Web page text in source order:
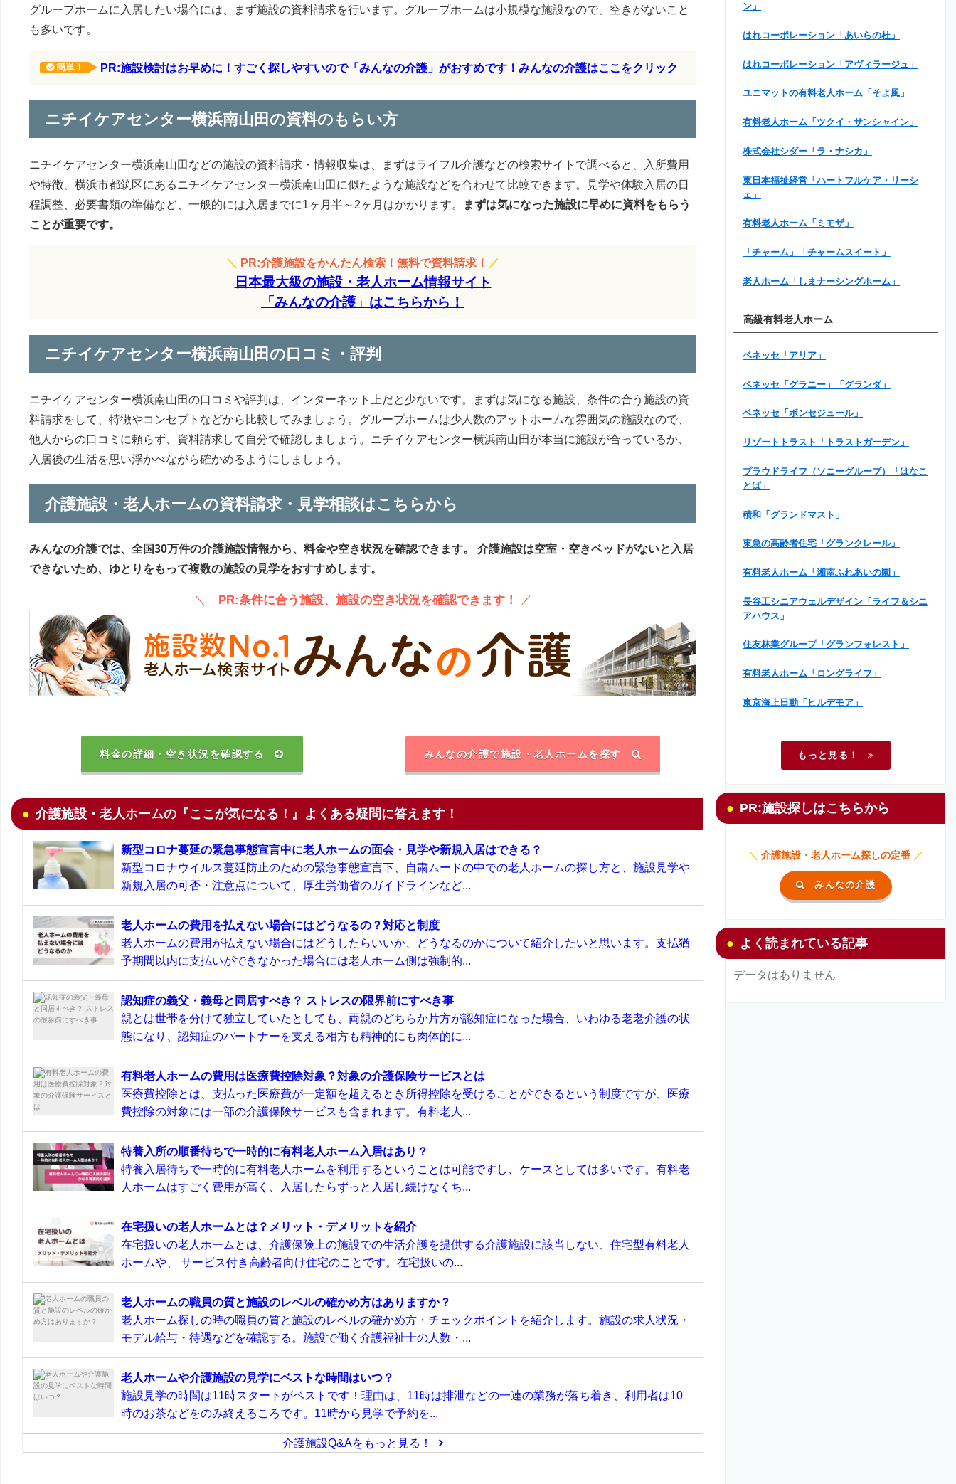
グループホームに入居したい場合には、まず施設の資料請求を行います。グループホームは小規模な施設なので、空きがないこと
も多いです。
簡単！ PR:施設検討はお早めに！すごく探しやすいので「みんなの介護」がおすめです！みんなの介護はここをクリック
ニチイケアセンター横浜南山田の資料のもらい方
ニチイケアセンター横浜南山田などの施設の資料請求・情報収集は、まずはライフル介護などの検索サイトで調べると、入所費用
や特徴、横浜市都筑区にあるニチイケアセンター横浜南山田に似たような施設などを合わせて比較できます。見学や体験入居の日
程調整、必要書類の準備など、一般的には入居までに1ヶ月半～2ヶ月はかかります。
まずは気になった施設に早めに資料をもらう
ことが重要です。
＼ PR:介護施設をかんたん検索！無料で資料請求！ ／
日本最大級の施設・老人ホーム情報サイト
「みんなの介護」はこちらから！
ニチイケアセンター横浜南山田の口コミ・評判
ニチイケアセンター横浜南山田の口コミや評判は、インターネット上だと少ないです。まずは気になる施設、条件の合う施設の資
料請求をして、特徴やコンセプトなどから比較してみましょう。グループホームは少人数のアットホームな雰囲気の施設なので、
他人からの口コミに頼らず、資料請求して自分で確認しましょう。ニチイケアセンター横浜南山田が本当に施設が合っているか、
入居後の生活を思い浮かべながら確かめるようにしましょう。
介護施設・老人ホームの資料請求・見学相談はこちらから
みんなの介護では、全国30万件の介護施設情報から、料金や空き状況を確認できます。
介護施設は空室・空きベッドがないと入居
できないため、ゆとりをもって複数の施設の見学をおすすめします。
＼ PR:条件に合う施設、施設の空き状況を確認できます！ ／
料金の詳細・空き状況を確認する みんなの介護で施設・老人ホームを探す
介護施設・老人ホームの『ここが気になる！』よくある疑問に答えます！
新型コロナ蔓延の緊急事態宣言中に老人ホームの面会・見学や新規入居はできる？
新型コロナウイルス蔓延防止のための緊急事態宣言下、自粛ムードの中での老人ホームの探し方と、施設見学や
新規入居の可否・注意点について、厚生労働省のガイドラインなど...
老人ホームの費用を払えない場合にはどうなるの？対応と制度
老人ホームの費用が払えない場合にはどうしたらいいか、どうなるのかについて紹介したいと思います。支払猶
予期間以内に支払いができなかった場合には老人ホーム側は強制的...
認知症の義父・義母と同居すべき？ ストレスの限界前にすべき事
親とは世帯を分けて独立していたとしても、両親のどちらか片方が認知症になった場合、いわゆる老老介護の状
態になり、認知症のパートナーを支える相方も精神的にも肉体的に...
有料老人ホームの費用は医療費控除対象？対象の介護保険サービスとは
医療費控除とは、支払った医療費が一定額を超えるとき所得控除を受けることができるという制度ですが、医療
費控除の対象には一部の介護保険サービスも含まれます。有料老人...
特養入所の順番待ちで一時的に有料老人ホーム入居はあり？
特養入居待ちで一時的に有料老人ホームを利用するということは可能ですし、ケースとしては多いです。有料老
人ホームはすごく費用が高く、入居したらずっと入居し続けなくち...
在宅扱いの老人ホームとは？メリット・デメリットを紹介
在宅扱いの老人ホームとは、介護保険上の施設での生活介護を提供する介護施設に該当しない、住宅型有料老人
ホームや、 サービス付き高齢者向け住宅のことです。在宅扱いの...
老人ホームの職員の質と施設のレベルの確かめ方はありますか？
老人ホーム探しの時の職員の質と施設のレベルの確かめ方・チェックポイントを紹介します。施設の求人状況・
モデル給与・待遇などを確認する。施設で働く介護福祉士の人数・...
老人ホームや介護施設の見学にベストな時間はいつ？
施設見学の時間は11時スタートがベストです！理由は、11時は排泄などの一連の業務が落ち着き、利用者は10
時のお茶などをのみ終えるころです。11時から見学で予約を...
介護施設Q&Aをもっと見る！
ン」
はれコーポレーション「あいらの杜」
はれコーポレーション「アヴィラージュ」
ユニマットの有料老人ホーム「そよ風」
有料老人ホーム「ツクイ・サンシャイン」
株式会社シダー「ラ・ナシカ」
東日本福祉経営「ハートフルケア・リーシ
ェ」
有料老人ホーム「ミモザ」
「チャーム」「チャームスイート」
老人ホーム「しまナーシングホーム」
高級有料老人ホーム
ベネッセ「アリア」
ベネッセ「グラニー」「グランダ」
ベネッセ「ボンセジュール」
リゾートトラスト「トラストガーデン」
プラウドライフ（ソニーグループ）「はなこ
とば」
積和「グランドマスト」
東急の高齢者住宅「グランクレール」
有料老人ホーム「湘南ふれあいの園」
長谷工シニアウェルデザイン「ライフ＆シニ
アハウス」
住友林業グループ「グランフォレスト」
有料老人ホーム「ロングライフ」
東京海上日動「ヒルデモア」
もっと見る！
PR:施設探しはこちらから
＼ 介護施設・老人ホーム探しの定番 ／
みんなの介護
よく読まれている記事
データはありません